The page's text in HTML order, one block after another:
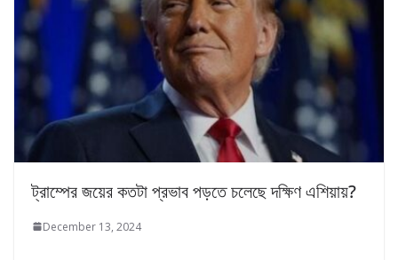
ট্রাম্পের জয়ের কতটা প্রভাব পড়তে চলেছে দক্ষিণ এশিয়ায়?
December 13, 2024